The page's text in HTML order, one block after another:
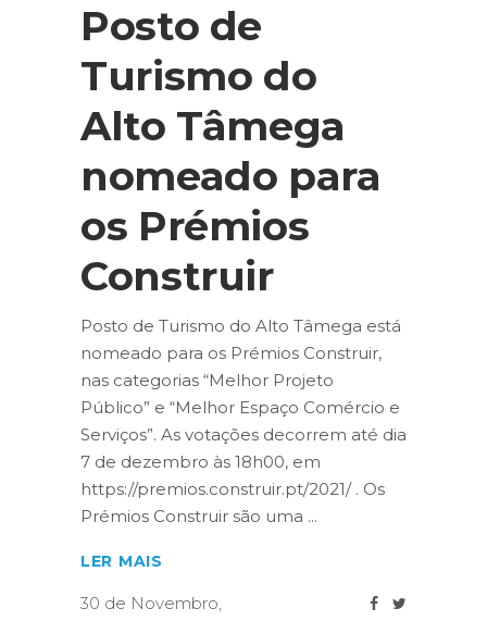
Posto de
Turismo do
Alto Tâmega
nomeado para
os Prémios
Construir
Posto de Turismo do Alto Tâmega está
nomeado para os Prémios Construir,
nas categorias “Melhor Projeto
Público” e “Melhor Espaço Comércio e
Serviços”. As votações decorrem até dia
7 de dezembro às 18h00, em
https://premios.construir.pt/2021/ . Os
Prémios Construir são uma
LER MAIS
30 de Novembro,